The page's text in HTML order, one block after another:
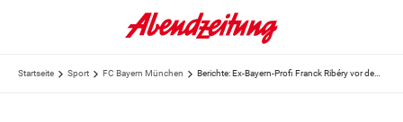
Startseite Sport FC Bayern München